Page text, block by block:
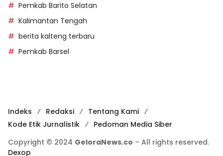
Pemkab Barito Selatan
Kalimantan Tengah
berita kalteng terbaru
Pemkab Barsel
Indeks Redaksi
Tentang Kami
Kode Etik Jurnalistik
Pedoman Media Siber
Copyright © 2024 GeloraNews.co – All rights reserved.
Dexop